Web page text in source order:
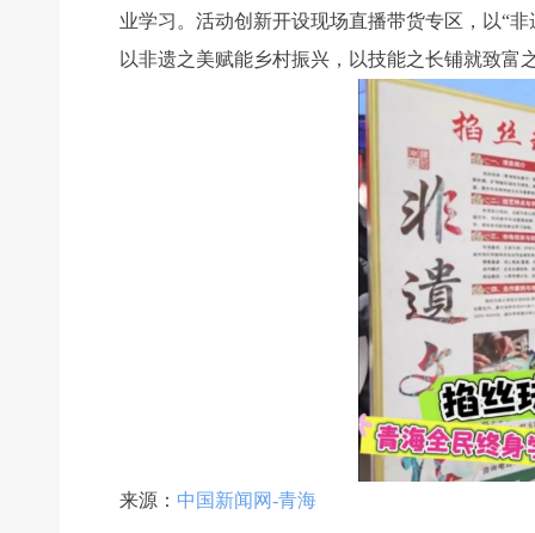
业学习。活动创新开设现场直播带货专区，以“
以非遗之美赋能乡村振兴，以技能之长铺就致富
来源： 中国新闻网-青海